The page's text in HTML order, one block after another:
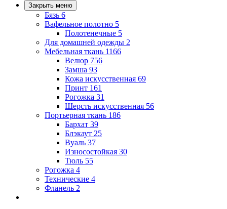
Закрыть меню
Бязь 6
Вафельное полотно 5
Полотенечные 5
Для домашней одежды 2
Мебельная ткань 1166
Велюр 756
Замша 93
Кожа искусственная 69
Принт 161
Рогожка 31
Шерсть искусственная 56
Портьерная ткань 186
Бархат 39
Блэкаут 25
Вуаль 37
Износостойкая 30
Тюль 55
Рогожка 4
Технические 4
Фланель 2